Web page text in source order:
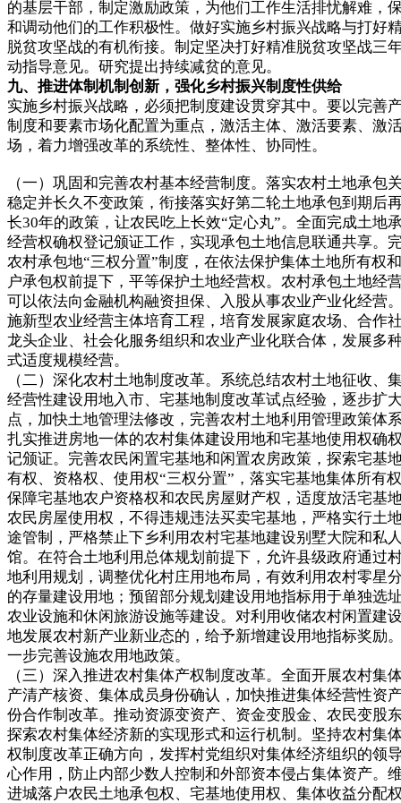
的基层干部，制定激励政策，为他们工作生活排忧解难，
和调动他们的工作积极性。做好实施乡村振兴战略与打好
脱贫攻坚战的有机衔接。制定坚决打好精准脱贫攻坚战三
动指导意见。研究提出持续减贫的意见。
九、推进体制机制创新，强化乡村振兴制度性供给
实施乡村振兴战略，必须把制度建设贯穿其中。要以完善
制度和要素市场化配置为重点，激活主体、激活要素、激
场，着力增强改革的系统性、整体性、协同性。
（一）巩固和完善农村基本经营制度。落实农村土地承包
稳定并长久不变政策，衔接落实好第二轮土地承包到期后
长30年的政策，让农民吃上长效“定心丸”。全面完成土地
经营权确权登记颁证工作，实现承包土地信息联通共享。
农村承包地“三权分置”制度，在依法保护集体土地所有权
户承包权前提下，平等保护土地经营权。农村承包土地经
可以依法向金融机构融资担保、入股从事农业产业化经营
施新型农业经营主体培育工程，培育发展家庭农场、合作
龙头企业、社会化服务组织和农业产业化联合体，发展多
式适度规模经营。
（二）深化农村土地制度改革。系统总结农村土地征收、
经营性建设用地入市、宅基地制度改革试点经验，逐步扩
点，加快土地管理法修改，完善农村土地利用管理政策体
扎实推进房地一体的农村集体建设用地和宅基地使用权确
记颁证。完善农民闲置宅基地和闲置农房政策，探索宅基
有权、资格权、使用权“三权分置”，落实宅基地集体所有
保障宅基地农户资格权和农民房屋财产权，适度放活宅基
农民房屋使用权，不得违规违法买卖宅基地，严格实行土
途管制，严格禁止下乡利用农村宅基地建设别墅大院和私
馆。在符合土地利用总体规划前提下，允许县级政府通过
地利用规划，调整优化村庄用地布局，有效利用农村零星
的存量建设用地；预留部分规划建设用地指标用于单独选
农业设施和休闲旅游设施等建设。对利用收储农村闲置建
地发展农村新产业新业态的，给予新增建设用地指标奖励
一步完善设施农用地政策。
（三）深入推进农村集体产权制度改革。全面开展农村集
产清产核资、集体成员身份确认，加快推进集体经营性资
份合作制改革。推动资源变资产、资金变股金、农民变股
探索农村集体经济新的实现形式和运行机制。坚持农村集
权制度改革正确方向，发挥村党组织对集体经济组织的领
心作用，防止内部少数人控制和外部资本侵占集体资产。
进城落户农民土地承包权、宅基地使用权、集体收益分配